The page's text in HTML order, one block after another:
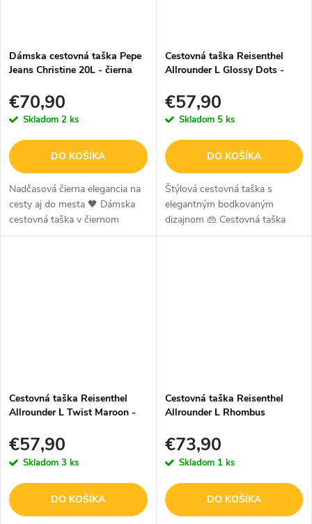
Dámska cestovná taška Pepe
Jeans Christine 20L - čierna
€70,90
Skladom 2 ks
DO KOŠÍKA
Nadčasová čierna elegancia na
cesty aj do mesta 🖤 Dámska
cestovná taška v čiernom
prevedení je skvelou voľbou pre
Cestovná taška Reisenthel
Allrounder L Glossy Dots -
€57,90
Skladom 5 ks
DO KOŠÍKA
Štýlová cestovná taška s
elegantným bodkovaným
dizajnom 👜 Cestovná taška
Reisenthel Allrounder L v
Cestovná taška Reisenthel
Allrounder L Twist Maroon -
€57,90
Skladom 3 ks
DO KOŠÍKA
Cestovná taška Reisenthel
Allrounder L Rhombus
€73,90
Skladom 1 ks
DO KOŠÍKA